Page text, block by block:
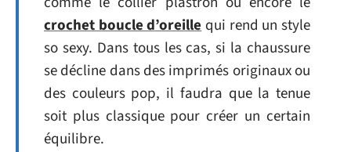
crochet boucle d’oreillequi rend un style
so sexy. Dans tous les cas, si la chaussure
se décline dans des imprimés originaux ou
des couleurs pop, il faudra que la tenue
soit plus classique pour créer un certain
équilibre.